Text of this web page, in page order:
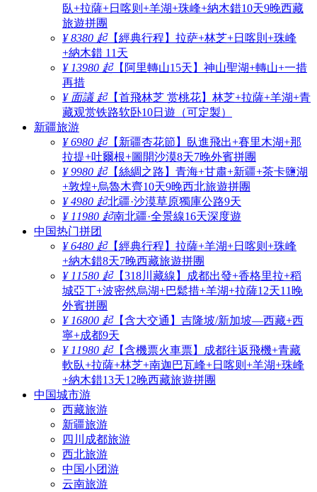
臥+拉薩+日喀则+羊湖+珠峰+納木錯10天9晚西藏
旅遊拼團
¥ 8380 起【經典行程】拉萨+林芝+日喀則+珠峰
+納木錯 11天
¥ 13980 起【阿里轉山15天】神山聖湖+轉山+一措
再措
¥ 面議 起【首飛林芝 赏桃花】林芝+拉薩+羊湖+青
藏观赏铁路软卧10日遊（可定製）
新疆旅游
¥ 6980 起【新疆杏花節】臥進飛出+賽里木湖+那
拉提+吐爾根+圖開沙漠8天7晚外賓拼團
¥ 9980 起【絲綢之路】青海+甘肅+新疆+茶卡鹽湖
+敦煌+烏魯木齊10天9晚西北旅遊拼團
¥ 4980 起北疆·沙漠草原獨庫公路9天
¥ 11980 起南北疆·全景線16天深度遊
中国热门拼团
¥ 6480 起【經典行程】拉薩+羊湖+日喀则+珠峰
+納木錯8天7晚西藏旅遊拼團
¥ 11580 起【318川藏線】成都出發+香格里拉+稻
城亞丁+波密然烏湖+巴鬆措+羊湖+拉薩12天11晚
外賓拼團
¥ 16800 起【含大交通】吉隆坡/新加坡—西藏+西
寧+成都9天
¥ 11980 起【含機票火車票】成都往返飛機+青藏
軟臥+拉薩+林芝+南迦巴瓦峰+日喀则+羊湖+珠峰
+納木錯13天12晚西藏旅遊拼團
中国城市游
西藏旅游
新疆旅游
四川成都旅游
西北旅游
中国小团游
云南旅游